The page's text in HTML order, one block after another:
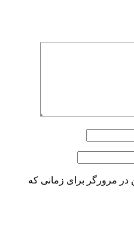
در مرورگر برای زمانی که